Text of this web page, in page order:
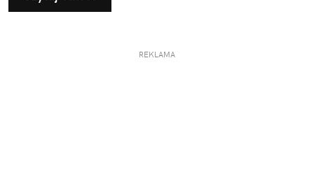
na prawidłowy rozwój i budowanie odporności, a
ujawniają się dopiero w dorosłym życiu.
REKLAMA